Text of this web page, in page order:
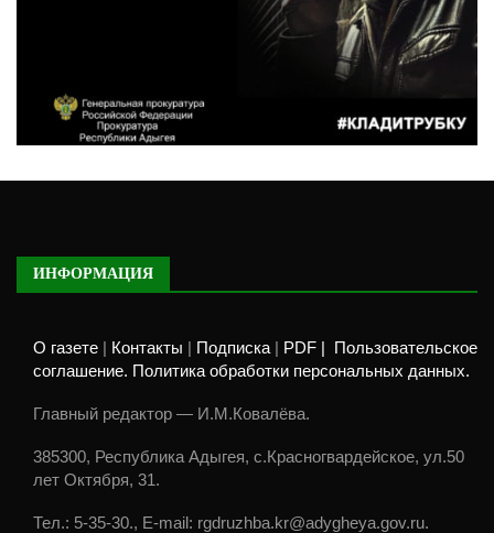
ИНФОРМАЦИЯ
О газете Контакты Подписка PDF |
Пользовательское
соглашение. Политика обработки персональных данных.
Главный редактор — И.М.Ковалёва.
385300, Республика Адыгея, с.Красногвардейское, ул.50
лет Октября, 31.
Тел.: 5-35-30., E-mail: rgdruzhba.kr@adygheya.gov.ru.